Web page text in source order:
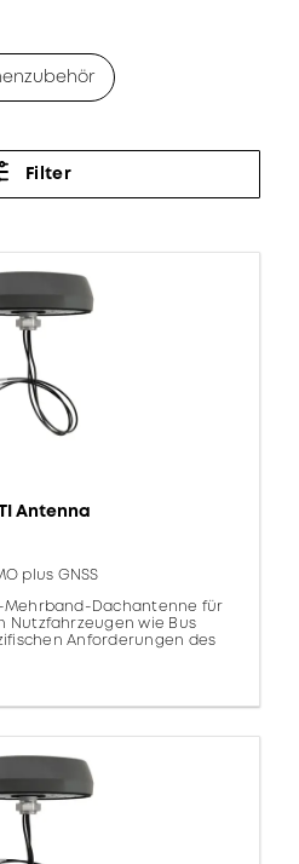
Filter
Antenna
plus GNSS
Dachantenne für
Nutzfahrzeugen wie Bus
Anforderungen des